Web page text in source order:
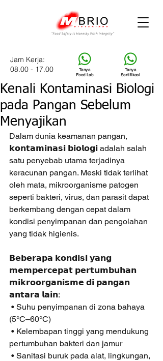
Tanya
Food Lab
Tanya
Sertifikasi
Jam Kerja:
08.00 - 17.00
Kenali Kontaminasi Biologi
pada Pangan Sebelum
Menyajikan
Dalam dunia keamanan pangan,
𝗸𝗼𝗻𝘁𝗮𝗺𝗶𝗻𝗮𝘀𝗶 𝗯𝗶𝗼𝗹𝗼𝗴𝗶 adalah salah
satu penyebab utama terjadinya
keracunan pangan. Meski tidak terlihat
oleh mata, mikroorganisme patogen
seperti bakteri, virus, dan parasit dapat
berkembang dengan cepat dalam
kondisi penyimpanan dan pengolahan
yang tidak higienis.
𝗕𝗲𝗯𝗲𝗿𝗮𝗽𝗮 𝗸𝗼𝗻𝗱𝗶𝘀𝗶 𝘆𝗮𝗻𝗴
𝗺𝗲𝗺𝗽𝗲𝗿𝗰𝗲𝗽𝗮𝘁 𝗽𝗲𝗿𝘁𝘂𝗺𝗯𝘂𝗵𝗮𝗻
𝗺𝗶𝗸𝗿𝗼𝗼𝗿𝗴𝗮𝗻𝗶𝘀𝗺𝗲 𝗱𝗶 𝗽𝗮𝗻𝗴𝗮𝗻
𝗮𝗻𝘁𝗮𝗿𝗮 𝗹𝗮𝗶𝗻:
• Suhu penyimpanan di zona bahaya
(5°C–60°C)
• Kelembapan tinggi yang mendukung
pertumbuhan bakteri dan jamur
• Sanitasi buruk pada alat, lingkungan,